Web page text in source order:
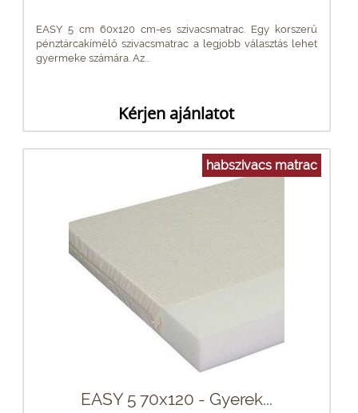
EASY 5 cm 60x120 cm-es szivacsmatrac. Egy korszerű
pénztárcakímélő szivacsmatrac a legjobb választás lehet
gyermeke számára. Az...
Kérjen ajánlatot
habszivacs matrac
EASY 5 70x120 - Gyerek...